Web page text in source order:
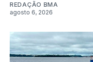
REDAÇÃO BMA
agosto 6, 2026